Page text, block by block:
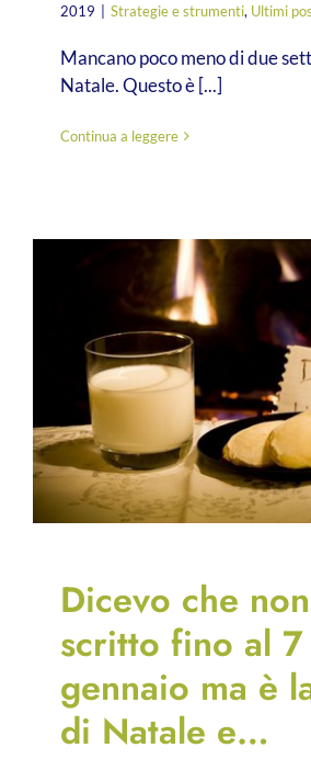
2019
Strategie e strumenti, Ultimi
Mancano poco meno di due
Natale. Questo è [...]
Continua a leggere
Dicevo che
scritto fino al 7
gennaio ma è
di Natale e…